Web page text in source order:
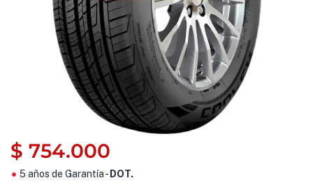
$ 754.000
5 años de Garantía - DOT.